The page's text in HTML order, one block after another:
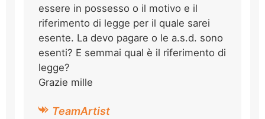
essere in possesso o il motivo e il
riferimento di legge per il quale sarei
esente. La devo pagare o le a.s.d. sono
esenti? E semmai qual è il riferimento di
legge?
Grazie mille
TeamArtist